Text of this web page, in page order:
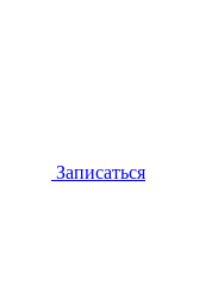
Записаться